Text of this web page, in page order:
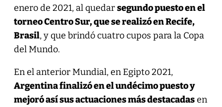
enero de 2021, al quedarsegundo puesto en el
torneo Centro Sur, que se realizó en Recife,
Brasil, y que brindó cuatro cupos para la Copa
del Mundo.
En el anterior Mundial, en Egipto 2021,
Argentina finalizó en el undécimo puesto y
mejoró así sus actuaciones más destacadasen